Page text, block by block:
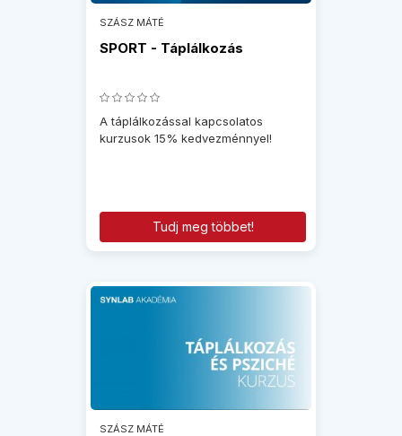
SZÁSZ MÁTÉ
SPORT - Táplálkozás
A táplálkozással kapcsolatos
kurzusok 15% kedvezménnyel!
Tudj meg többet!
SZÁSZ MÁTÉ